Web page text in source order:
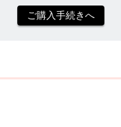
ご購入手続きへ